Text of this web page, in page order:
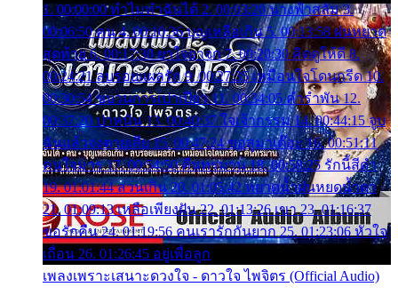
1. 00:00:00 ทำไมทำฉันได้ 2. 00:03:20 นางฟ้าสลัม 3.
00:06:50 คน 4. 00:10:36 บุญเหลือเกิน 5. 00:13:58 ฝนหยาด
สุดท้าย 6. 00:17:30 ยาใจยาจก 7. 00:20:30 คิดดูให้ดี 8.
00:24:21 ลบรอยแผลรัก 9. 00:27:35 เหมือนใจโดนกรีด 10.
00:30:54 ขบวนการเปาเปียว 11. 00:34:05 คำรำพัน 12.
00:37:20 ปาหนัน 13. 00:40:37 ใจเจ้ากรรม 14. 00:44:15 จูบ
ฉันแล้วจงตายเสีย 15. 00:47:24 ขอสูมาเต๊อะ 16. 00:51:11
คนใจมาร 17. 00:54:50 คืนทรมาน 18. 00:58:25 รักนี้สีดำ
19. 01:01:44 ส่วนเกิน 20. 01:05:42 หยาดน้ำฝนหยดน้ำตา
21. 01:09:13 เหลือเพียงฝัน 22. 01:13:26 เขา 23. 01:16:37
ขอรักคืน 24. 01:19:56 คนเรารักกันยาก 25. 01:23:06 หัวใจ
เถื่อน 26. 01:26:45 อยู่เพื่อลูก
เพลงเพราะเสนาะดวงใจ - ดาวใจ ไพจิตร (Official Audio)